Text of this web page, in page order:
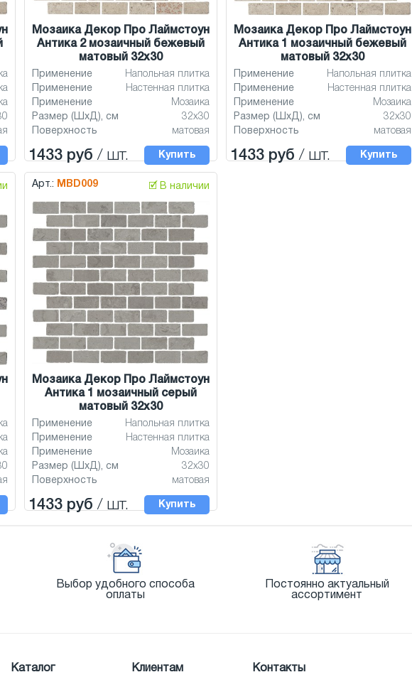
Мозаика Декор Про Лаймстоун
Антика 2 мозаичный бежевый
матовый 32x30
Применение
Напольная плитка
Применение
Настенная плитка
Применение
Мозаика
Размер (ШхД), см
32x30
Поверхность
матовая
1433 руб / шт. Купить
Мозаика Декор Про Лаймстоун
Антика 1 мозаичный бежевый
матовый 32x30
Применение
Напольная плитка
Применение
Настенная плитка
Применение
Мозаика
Размер (ШхД), см
32x30
Поверхность
матовая
1433 руб / шт. Купить
Арт.: MBD009 🗹 В наличии
Мозаика Декор Про Лаймстоун
Антика 1 мозаичный серый
матовый 32x30
Применение
Напольная плитка
Применение
Настенная плитка
Применение
Мозаика
Размер (ШхД), см
32x30
Поверхность
матовая
1433 руб / шт. Купить
Выбор удобного способа
оплаты
Постоянно актуальный
ассортимент
Каталог Клиентам Контакты